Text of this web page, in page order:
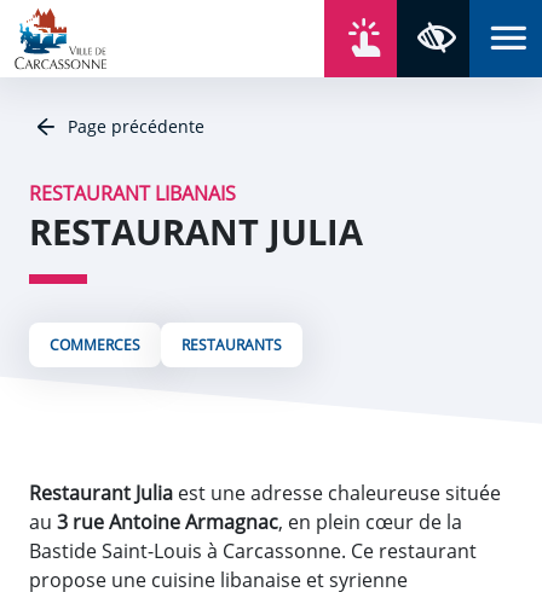
Aller au contenu
Aller au menu
Aller au plan du site
Aller à la recherche
Page précédente
RESTAURANT LIBANAIS
RESTAURANT JULIA
COMMERCES RESTAURANTS
Restaurant Julia est une adresse chaleureuse située
au 3 rue Antoine Armagnac, en plein cœur de la
Bastide Saint-Louis à Carcassonne. Ce restaurant
propose une cuisine libanaise et syrienne
Panneau de gestion des cookies